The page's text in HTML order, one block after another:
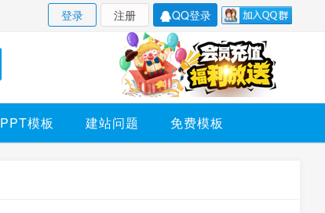
登录 注册 QQ登录
PPT模板 建站问题 免费模板